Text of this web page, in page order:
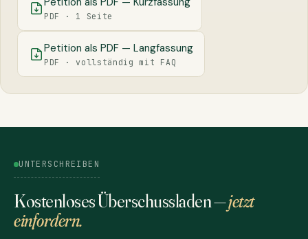
PDF · 1 Seite
Petition als PDF — Langfassung
PDF · vollständig mit FAQ
UNTERSCHREIBEN
Kostenloses Überschussladen —jetzt
einfordern.